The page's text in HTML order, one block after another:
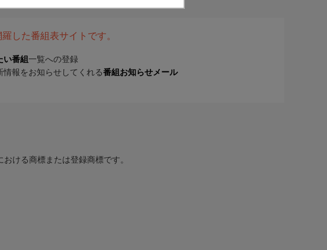
した番組表サイトです。
い番組一覧への登録
情報をお知らせしてくれる番組お知らせメール
ける商標または登録商標です。